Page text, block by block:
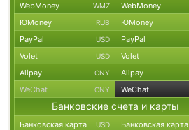
WebMoney WMZ WebMoney
ЮMoney RUB ЮMoney
PayPal USD PayPal
Volet USD Volet
Alipay CNY Alipay
WeChat CNY WeChat
Банковские счета и карты
Банковская карта USD Банковская карта